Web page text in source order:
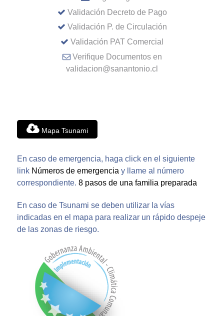
Validación Decreto de Pago
Validación P. de Circulación
Validación PAT Comercial
Verifique Documentos en
validacion@sanantonio.cl
Mapa Tsunami
En caso de emergencia, haga click en el siguiente
link Números de emergencia y llame al número
correspondiente. 8 pasos de una familia preparada
En caso de Tsunami se deben utilizar la vías
indicadas en el mapa para realizar un rápido despeje
de las zonas de riesgo.